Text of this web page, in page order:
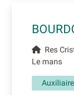
Res
Le mans